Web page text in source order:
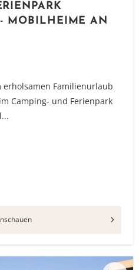
MOBILHEIME AN
Familienurlaub
Camping- und Ferienpark